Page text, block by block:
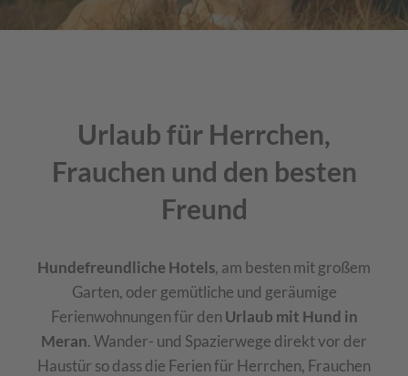
Urlaub für Herrchen,
Frauchen und den besten
Freund
Hundefreundliche Hotels, am besten mit großem
Garten, oder gemütliche und geräumige
Ferienwohnungen für den Urlaub mit Hund in
Meran. Wander- und Spazierwege direkt vor der
Haustür so dass die Ferien für Herrchen, Frauchen